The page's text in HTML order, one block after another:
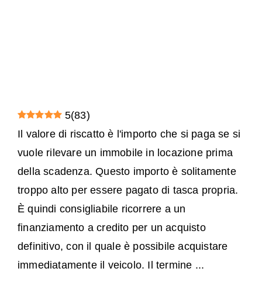
5(83)
Il valore di riscatto è l'importo che si paga se si
vuole rilevare un immobile in locazione prima
della scadenza. Questo importo è solitamente
troppo alto per essere pagato di tasca propria.
È quindi consigliabile ricorrere a un
finanziamento a credito per un acquisto
definitivo, con il quale è possibile acquistare
immediatamente il veicolo. Il termine ...